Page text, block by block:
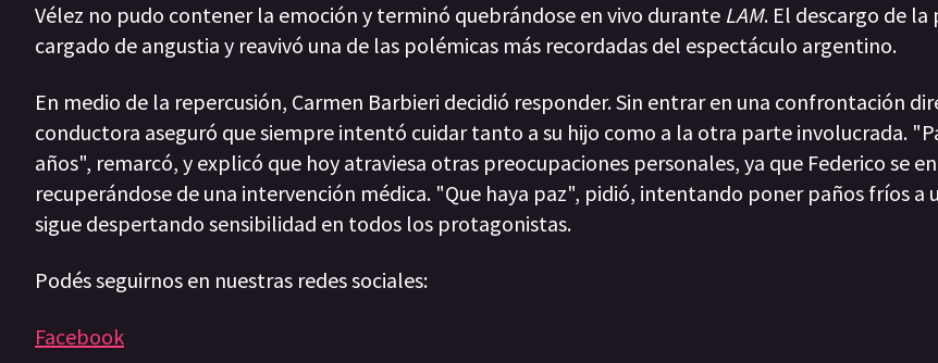
Vélez no pudo contener la emoción y terminó quebrándose en vivo durante LAM. El descargo de
cargado de angustia y reavivó una de las polémicas más recordadas del espectáculo argentino.
En medio de la repercusión, Carmen Barbieri decidió responder. Sin entrar en una confrontación
conductora aseguró que siempre intentó cuidar tanto a su hijo como a la otra parte involucrada.
años", remarcó, y explicó que hoy atraviesa otras preocupaciones personales, ya que Federico se
recuperándose de una intervención médica. "Que haya paz", pidió, intentando poner paños fríos a
sigue despertando sensibilidad en todos los protagonistas.
Podés seguirnos en nuestras redes sociales:
Facebook